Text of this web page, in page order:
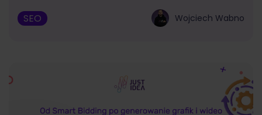
SEO Wojciech Wabno